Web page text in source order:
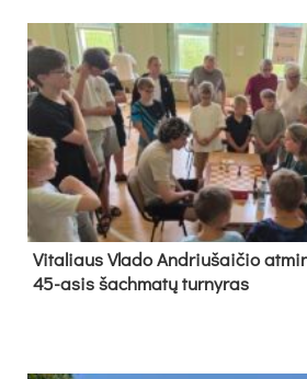
Vi­ta­liaus Vla­do And­riu­šai­čio
45-asis šach­ma­tų tur­ny­ras